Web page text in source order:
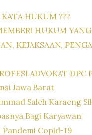
HUKUM ???
HUKUM
KEJAKSAAN,
ADVOKAT DPC
Jawa Barat
Saleh Karaeng
Bagi Karyawan
Copid-19